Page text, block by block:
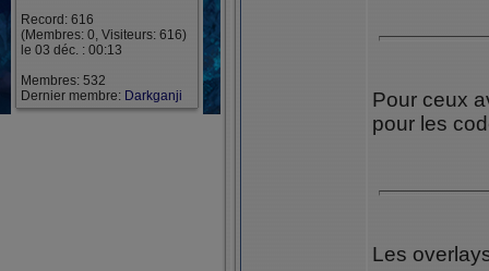
Record: 616
(Membres: 0, Visiteurs: 616)
le 03 déc. : 00:13
Membres: 532
Dernier membre: Darkganji
Pour ceux
pour les
Les